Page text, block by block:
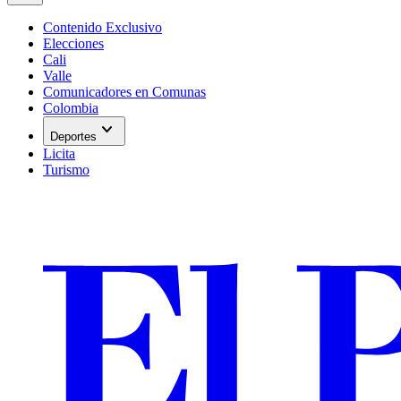
Contenido Exclusivo
Elecciones
Cali
Valle
Comunicadores en Comunas
Colombia
Deportes expand_more
Licita
Turismo